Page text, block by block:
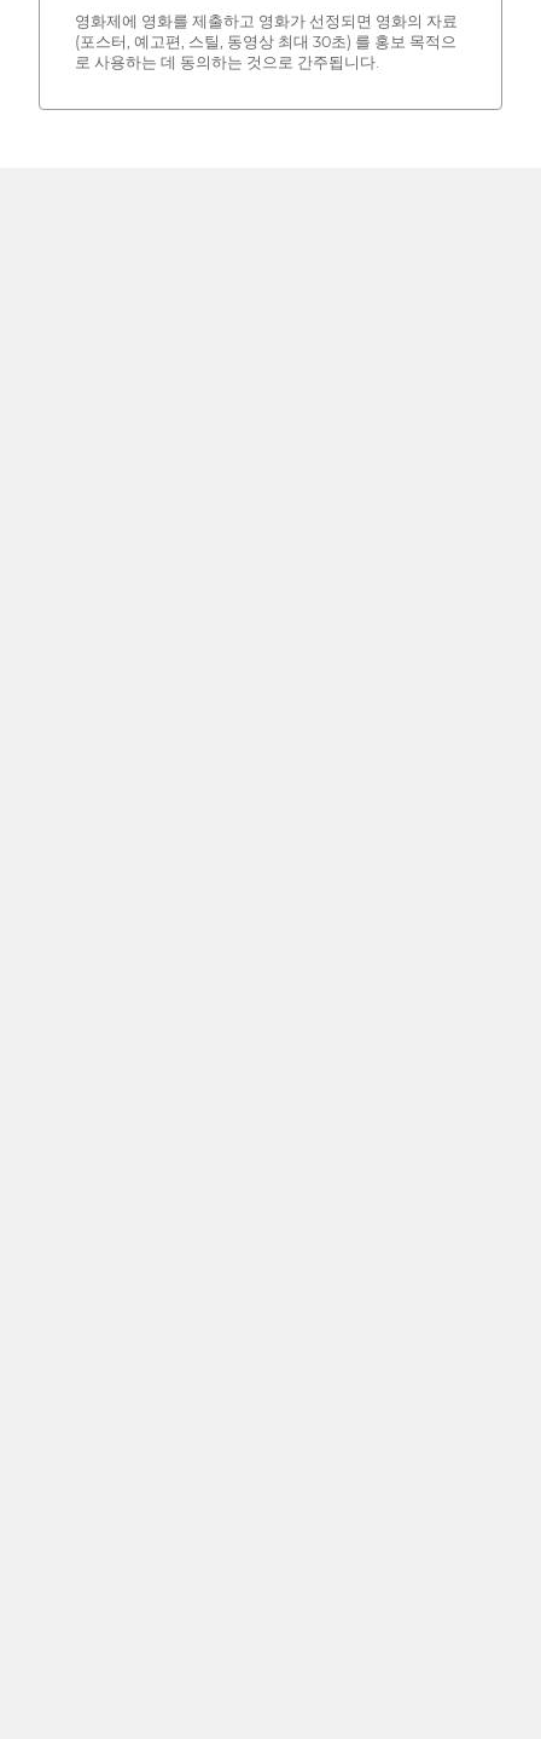
영화제에 영화를 제출하고 영화가 선정되면 영화의 자료
(포스터, 예고편, 스틸, 동영상 최대 30초) 를 홍보 목적으
로 사용하는 데 동의하는 것으로 간주됩니다.